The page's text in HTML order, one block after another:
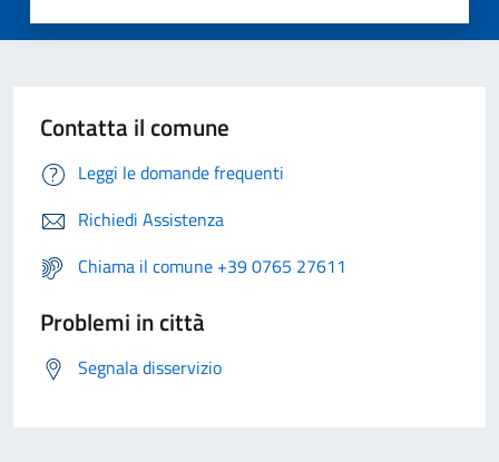
Contatta il comune
Leggi le domande frequenti
Richiedi Assistenza
Chiama il comune +39 0765 27611
Problemi in città
Segnala disservizio